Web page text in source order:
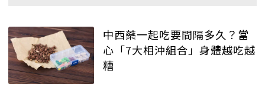
中西藥一起吃要間隔多久？當
心「7大相沖組合」身體越吃越
糟